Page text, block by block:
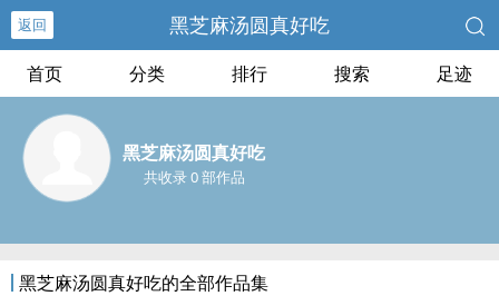
返回 黑芝麻汤圆真好吃
首页 分类 排行 搜索 足迹
黑芝麻汤圆真好吃
共收录 0 部作品
黑芝麻汤圆真好吃的全部作品集